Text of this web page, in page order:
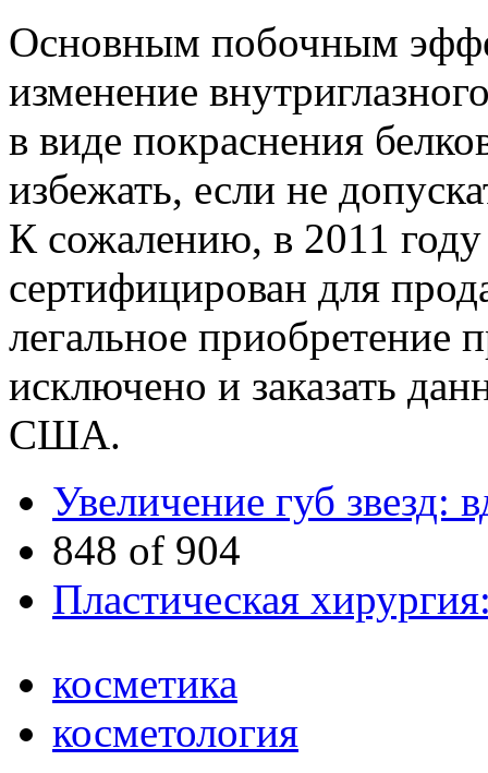
Основным побочным
изменение
в виде покраснения
избежать, если не
К сожалению, в 2011
сертифицирован для
легальное приобретение
исключено и заказать
США.
Увеличение губ звезд:
848 of 904
Пластическая
косметика
косметология